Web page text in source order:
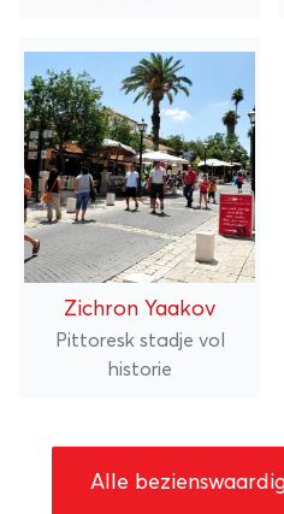
Zichron Yaakov
Pittoresk stadje vol
historie
Alle